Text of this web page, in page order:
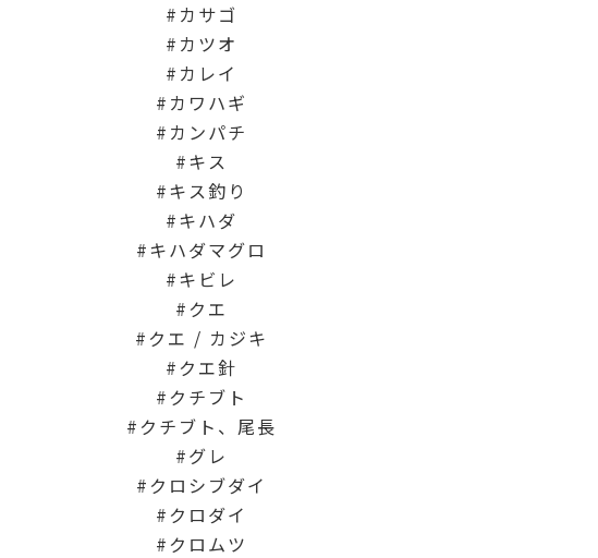
カサゴ
カツオ
カレイ
カワハギ
カンパチ
キス
キス釣り
キハダ
キハダマグロ
キビレ
クエ
クエ / カジキ
クエ針
クチブト
クチブト、尾長
グレ
クロシブダイ
クロダイ
クロムツ